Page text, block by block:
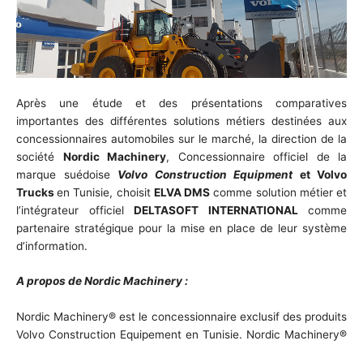
Après une étude et des présentations comparatives
importantes des différentes solutions métiers destinées aux
concessionnaires automobiles sur le marché, la direction de la
société Nordic Machinery, Concessionnaire officiel de la
marque suédoise Volvo Construction Equipmentet Volvo
Trucksen Tunisie, choisit ELVA DMS comme solution métier et
l’intégrateur officiel DELTASOFT INTERNATIONALcomme
partenaire stratégique pour la mise en place de leur système
d’information.
A propos de Nordic Machinery :
Nordic Machinery® est le concessionnaire exclusif des produits
Volvo Construction Equipement en Tunisie. Nordic Machinery®